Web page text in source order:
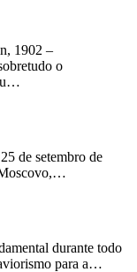
1902 –
o
de setembro de
durante todo
para a…